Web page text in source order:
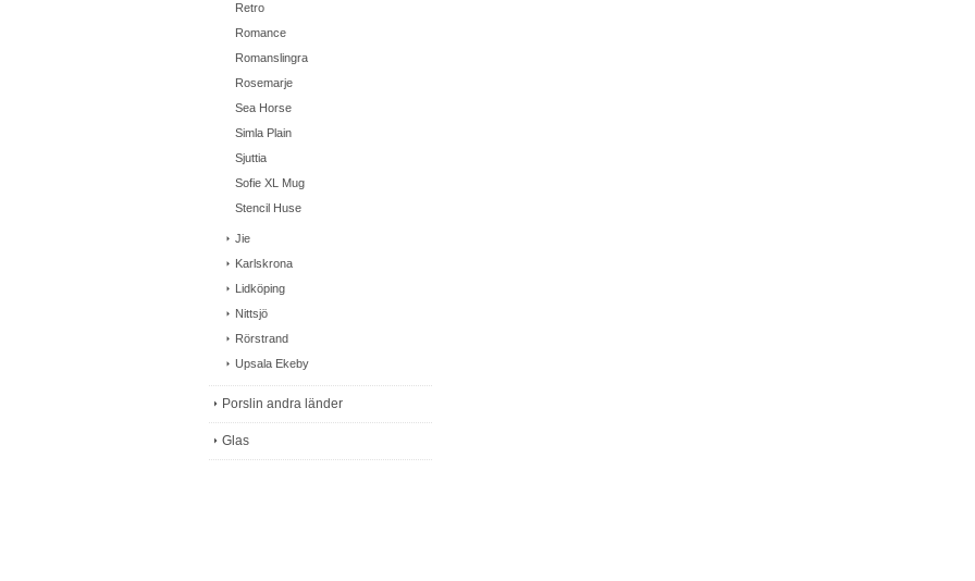
Retro
Romance
Romanslingra
Rosemarje
Sea Horse
Simla Plain
Sjuttia
Sofie XL Mug
Stencil Huse
Jie
Karlskrona
Lidköping
Nittsjö
Rörstrand
Upsala Ekeby
Porslin andra länder
Glas